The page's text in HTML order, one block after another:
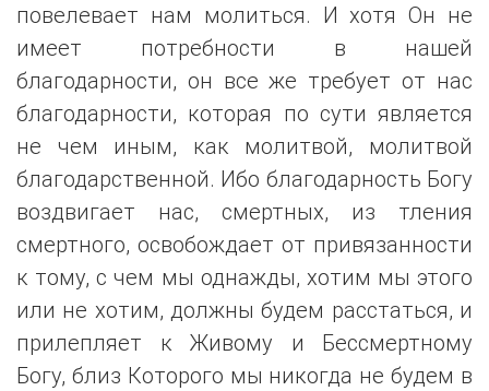
повелевает нам молиться. И хотя Он не
имеет потребности в нашей
благодарности, он все же требует от нас
благодарности, которая по сути является
не чем иным, как молитвой, молитвой
благодарственной. Ибо благодарность Богу
воздвигает нас, смертных, из тления
смертного, освобождает от привязанности
к тому, с чем мы однажды, хотим мы этого
или не хотим, должны будем расстаться, и
прилепляет к Живому и Бессмертному
Богу, близ Которого мы никогда не будем в